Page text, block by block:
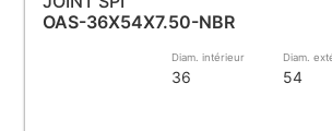
OAS-36X54X7.50-NBR
Diam. intérieur
36
Diam.
54